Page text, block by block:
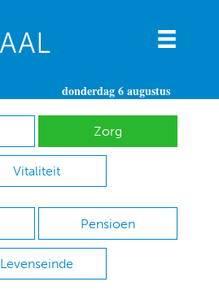
donderdag 6 augustus
Zorg
Vitaliteit
Pensioen
Levenseinde